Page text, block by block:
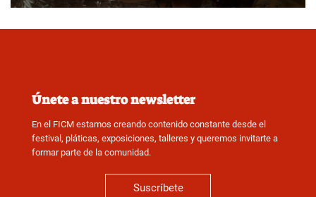
Únete a nuestro newsletter
En el FICM estamos creando contenido constante desde el
festival, pláticas, exposiciones, talleres y queremos invitarte a
formar parte de la comunidad.
Suscríbete